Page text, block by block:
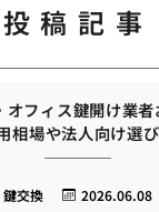
投稿記事
オフィス鍵開け業者
相場や法人向け選
2026.06.08
鍵交換